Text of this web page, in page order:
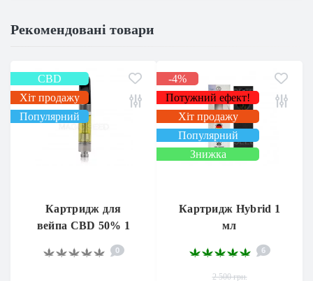
Рекомендовані товари
CBD
Хіт продажу
Популярний
Картридж для
вейпа CBD 50% 1
0
-4%
Потужний ефект!
Хіт продажу
Популярний
Знижка
Картридж Hybrid 1
мл
6
2 500 грн.